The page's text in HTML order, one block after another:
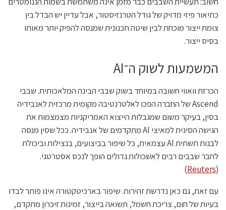
כתיאור פיזי מדויק של גודל הטרנזיסטור, אבל עדיין יש הבדל בין
צומת ייצור מוכחת לבין שיטה תכנונית שמנסה להפיק יותר מאותו
בסיס ייצור.
המשמעות לשוק ה־AI
הכרזת וואווי חשובה במיוחד בשוק שבבי הבינה המלאכותית. שבבי
Ascend של החברה הפכו לאלטרנטיבה מקומית מרכזית לאנבידיה
בסין, בעיקר משום שמגבלות הייצוא האמריקניות מצמצמות את
הגישה הסינית למאיצי AI מתקדמים של אנבידיה. ככל שסין מנסה
לבנות תשתית AI עצמאית, כל שיפור בביצועים, בנצילות וביכולת
לחבר שבבים רבים לאשכולות גדולים הופך לנכס אסטרטגי.
(
Reuters
)
עם זאת, גם כאן נדרשת זהירות. שיפור בארכיטקטורה אינו פותר לבדו
בעיות של חום, צריכת חשמל, תשואה בייצור, זמינות זיכרון מתקדם,